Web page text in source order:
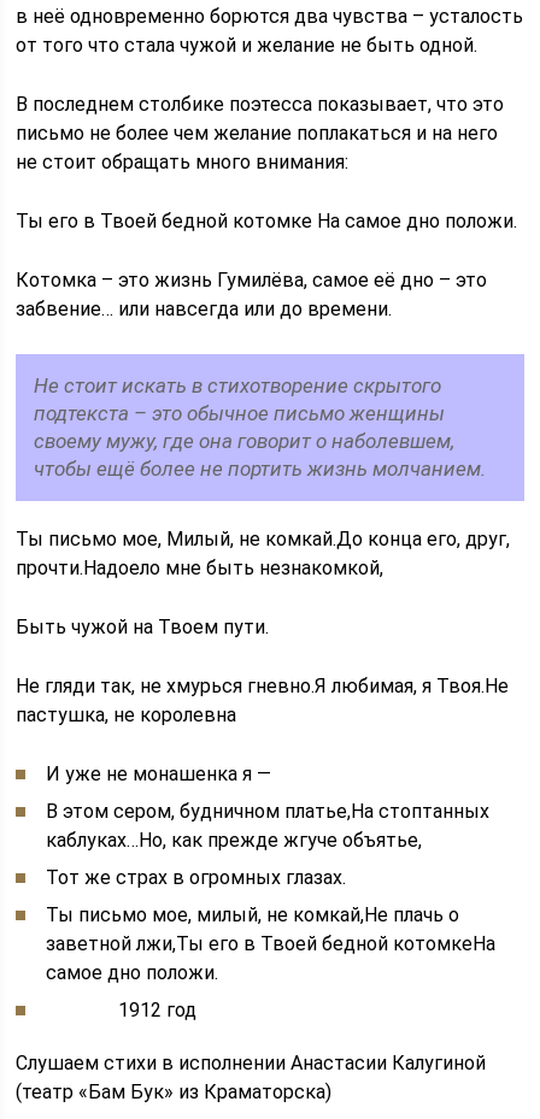
в неё одновременно борются два чувства – усталость
от того что стала чужой и желание не быть одной.
В последнем столбике поэтесса показывает, что это
письмо не более чем желание поплакаться и на него
не стоит обращать много внимания:
Ты его в Твоей бедной котомке На самое дно положи.
Котомка – это жизнь Гумилёва, самое её дно – это
забвение… или навсегда или до времени.
Не стоит искать в стихотворение скрытого
подтекста – это обычное письмо женщины
своему мужу, где она говорит о наболевшем,
чтобы ещё более не портить жизнь молчанием.
Ты письмо мое, Милый, не комкай.До конца его, друг,
прочти.Надоело мне быть незнакомкой,
Быть чужой на Твоем пути.
Не гляди так, не хмурься гневно.Я любимая, я Твоя.Не
пастушка, не королевна
И уже не монашенка я —
В этом сером, будничном платье,На стоптанных
каблуках…Но, как прежде жгуче объятье,
Тот же страх в огромных глазах.
Ты письмо мое, милый, не комкай,Не плачь о
заветной лжи,Ты его в Твоей бедной котомкеНа
самое дно положи.
1912 год
Слушаем стихи в исполнении Анастасии Калугиной
(театр «Бам Бук» из Краматорска)